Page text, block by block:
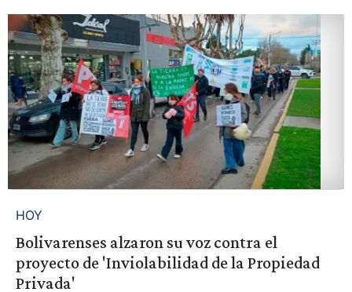
HOY
Bolivarenses alzaron su voz contra el
proyecto de 'Inviolabilidad de la Propiedad
Privada'